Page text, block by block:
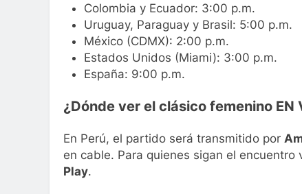
Colombia y Ecuador: 3:00 p.m.
Uruguay, Paraguay y Brasil: 5:00 p.m.
México (CDMX): 2:00 p.m.
Estados Unidos (Miami): 3:00 p.m.
España: 9:00 p.m.
¿Dónde ver el clásico femenino EN
En Perú, el partido será transmitido por
en cable. Para quienes sigan el
Play.